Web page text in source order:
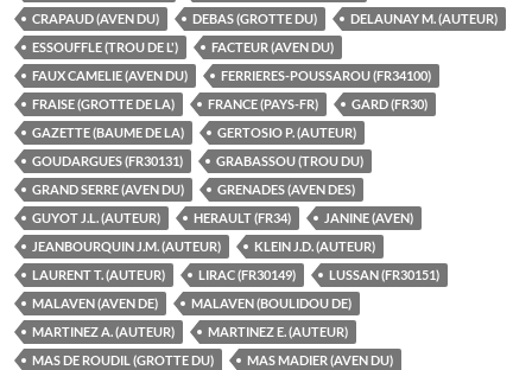
CRAPAUD (AVEN DU)
DEBAS (GROTTE DU)
DELAUNAY M. (AUTEUR)
ESSOUFFLE (TROU DE L')
FACTEUR (AVEN DU)
FAUX CAMELIE (AVEN DU)
FERRIERES-POUSSAROU (FR34100)
FRAISE (GROTTE DE LA)
FRANCE (PAYS-FR)
GARD (FR30)
GAZETTE (BAUME DE LA)
GERTOSIO P. (AUTEUR)
GOUDARGUES (FR30131)
GRABASSOU (TROU DU)
GRAND SERRE (AVEN DU)
GRENADES (AVEN DES)
GUYOT J.L. (AUTEUR)
HERAULT (FR34)
JANINE (AVEN)
JEANBOURQUIN J.M. (AUTEUR)
KLEIN J.D. (AUTEUR)
LAURENT T. (AUTEUR)
LIRAC (FR30149)
LUSSAN (FR30151)
MALAVEN (AVEN DE)
MALAVEN (BOULIDOU DE)
MARTINEZ A. (AUTEUR)
MARTINEZ E. (AUTEUR)
MAS DE ROUDIL (GROTTE DU)
MAS MADIER (AVEN DU)